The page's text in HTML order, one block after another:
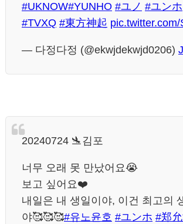
#UKNOW#YUNHO #ユノ #ユンホ
#TVXQ #東方神起
— 다정다정 (@ekwjdekwjd0206)
20240724 🛬김포
너무 오래 못 만났어요😭
보고 싶어요❤️
내일은 내 생일이야, 이건 최고의
야🥰🥰🥰#유노윤호 #ユンホ #郑